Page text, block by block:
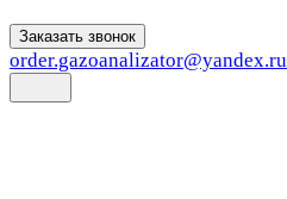
Заказать звонок
order.gazoanalizator@yandex.ru